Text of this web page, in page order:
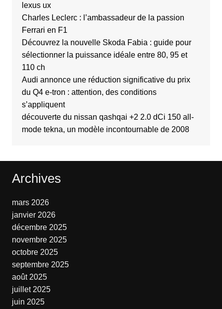
lexus ux
Charles Leclerc : l’ambassadeur de la passion
Ferrari en F1
Découvrez la nouvelle Skoda Fabia : guide pour
sélectionner la puissance idéale entre 80, 95 et
110 ch
Audi annonce une réduction significative du prix
du Q4 e-tron : attention, des conditions
s’appliquent
découverte du nissan qashqai +2 2.0 dCi 150 all-
mode tekna, un modèle incontournable de 2008
Archives
mars 2026
janvier 2026
décembre 2025
novembre 2025
octobre 2025
septembre 2025
août 2025
juillet 2025
juin 2025